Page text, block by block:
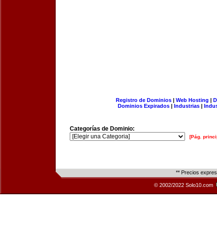
Registro de Dominios| Web Hosting |
Dominios Expirados | Industrias |
Categorías de Dominio:
[Pág.
** Precios
© 2002/2022 Solo10.com